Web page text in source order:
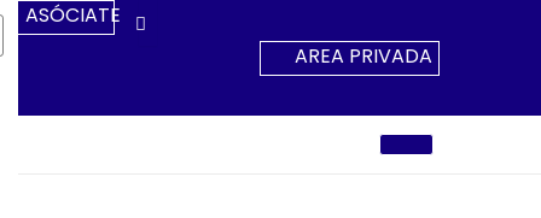
Ir
Al
ASÓCIATE
AREA PRIVADA